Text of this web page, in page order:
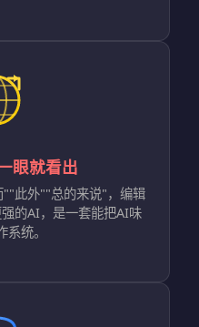
眼就看出
此外""总的来说"，编辑
的AI，是一套能把AI味
统。